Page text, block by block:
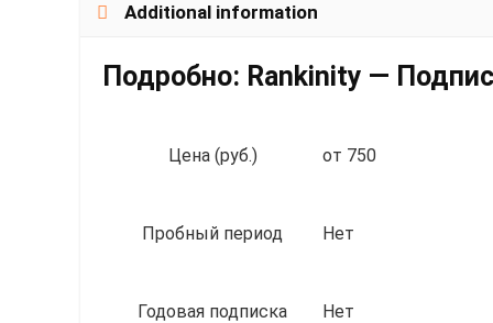
Additional information
Подробно: Rankinity —
Цена (руб.) от 750
Пробный период Нет
Годовая подписка Нет